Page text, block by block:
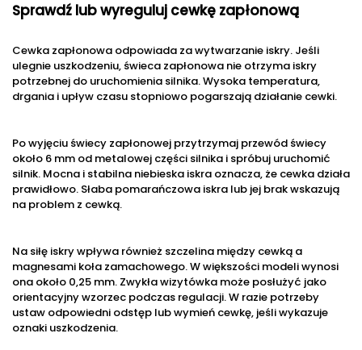
Sprawdź lub wyreguluj cewkę zapłonową
Cewka zapłonowa odpowiada za wytwarzanie iskry. Jeśli
ulegnie uszkodzeniu, świeca zapłonowa nie otrzyma iskry
potrzebnej do uruchomienia silnika. Wysoka temperatura,
drgania i upływ czasu stopniowo pogarszają działanie cewki.
Po wyjęciu świecy zapłonowej przytrzymaj przewód świecy
około 6 mm od metalowej części silnika i spróbuj uruchomić
silnik. Mocna i stabilna niebieska iskra oznacza, że cewka działa
prawidłowo. Słaba pomarańczowa iskra lub jej brak wskazują
na problem z cewką.
Na siłę iskry wpływa również szczelina między cewką a
magnesami koła zamachowego. W większości modeli wynosi
ona około 0,25 mm. Zwykła wizytówka może posłużyć jako
orientacyjny wzorzec podczas regulacji. W razie potrzeby
ustaw odpowiedni odstęp lub wymień cewkę, jeśli wykazuje
oznaki uszkodzenia.